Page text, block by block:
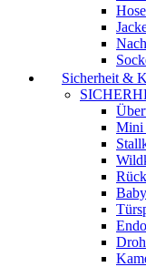
Sicherheit &
Mini